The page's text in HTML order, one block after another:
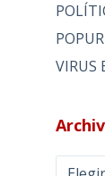
VIRUS
Archivos